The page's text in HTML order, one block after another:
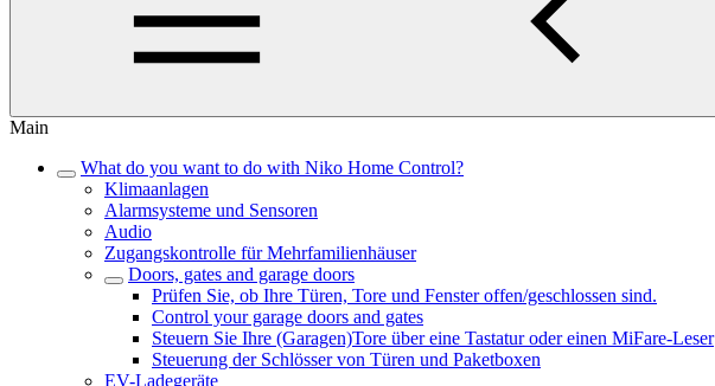
Main
What do you want to do with Niko Home Control?
Klimaanlagen
Alarmsysteme und Sensoren
Audio
Zugangskontrolle für Mehrfamilienhäuser
Doors, gates and garage doors
Prüfen Sie, ob Ihre Türen, Tore und Fenster offen/geschlossen sind.
Control your garage doors and gates
Steuern Sie Ihre (Garagen)Tore über eine Tastatur oder einen MiFare-Leser
Steuerung der Schlösser von Türen und Paketboxen
EV-Ladegeräte